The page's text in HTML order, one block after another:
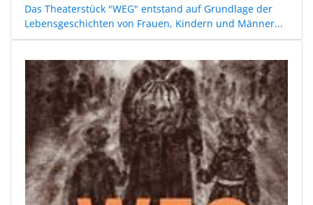
Das Theaterstück "WEG" entstand auf Grundlage der
Lebensgeschichten von Frauen, Kindern und Männer...